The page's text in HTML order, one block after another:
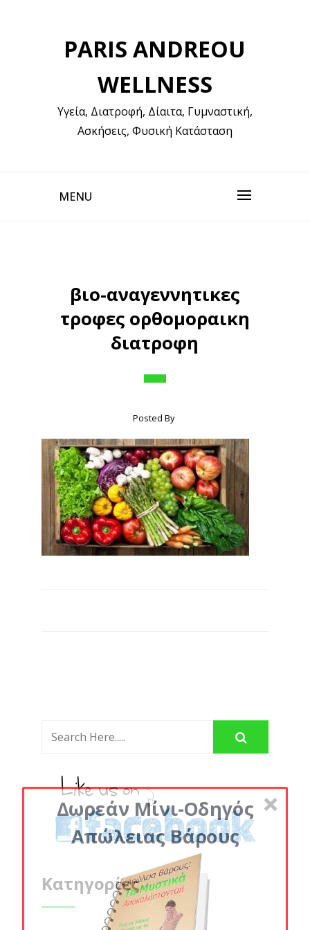
PARIS ANDREOU
WELLNESS
Υγεία, Διατροφή, Δίαιτα, Γυμναστική,
Ασκήσεις, Φυσική Κατάσταση
MENU
βιο-αναγεννητικες
τροφες ορθομοραικη
διατροφη
Posted By
Κατηγορίες
Δωρεάν Μίνι-Οδηγός
Απώλειας Βάρους